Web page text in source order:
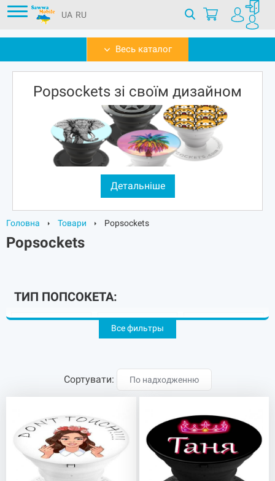
UA RU
Весь каталог
Popsockets зі своїм дизайном
Детальніше
Головна Товари Popsockets
Popsockets
ТИП ПОПСОКЕТА:
Тримач Кільце
BTS Новорічні
Все фильтры
Сортувати: По надходженню